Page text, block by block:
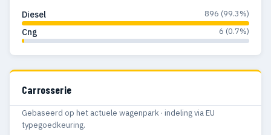
Diesel 896 (99.3%)
Cng 6 (0.7%)
Carrosserie
Gebaseerd op het actuele wagenpark · indeling via EU
typegoedkeuring.